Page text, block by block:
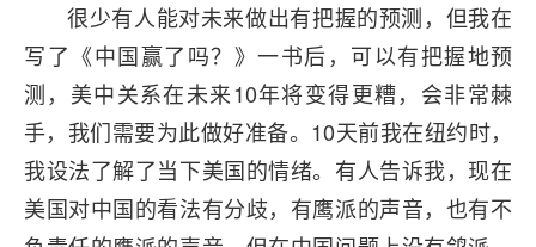
很少有人能对未来做出有把握的预测，但我在
写了《中国赢了吗？》一书后，可以有把握地预
测，美中关系在未来10年将变得更糟，会非常棘
手，我们需要为此做好准备。10天前我在纽约时，
我设法了解了当下美国的情绪。有人告诉我，现在
美国对中国的看法有分歧，有鹰派的声音，也有不